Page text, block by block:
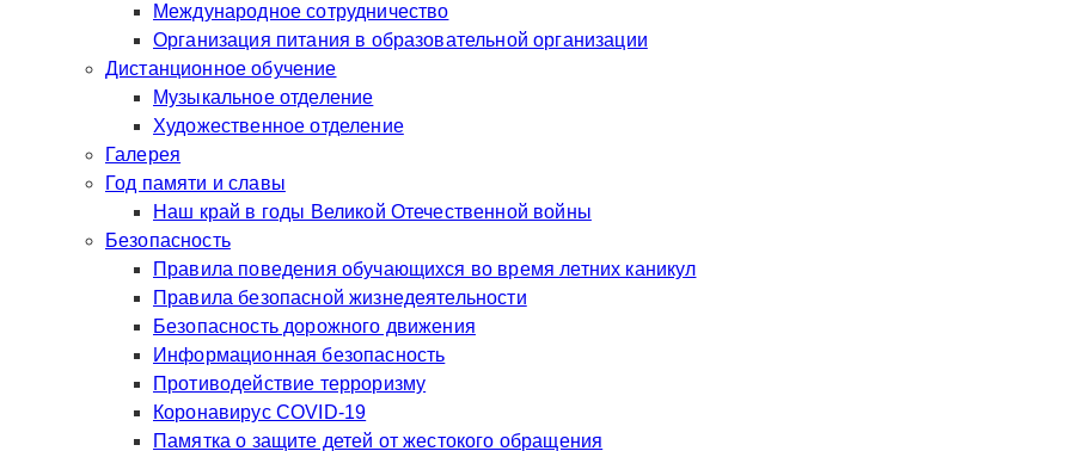
Международное сотрудничество
Организация питания в образовательной организации
Дистанционное обучение
Музыкальное отделение
Художественное отделение
Галерея
Год памяти и славы
Наш край в годы Великой Отечественной войны
Безопасность
Правила поведения обучающихся во время летних каникул
Правила безопасной жизнедеятельности
Безопасность дорожного движения
Информационная безопасность
Противодействие терроризму
Коронавирус COVID-19
Памятка о защите детей от жестокого обращения